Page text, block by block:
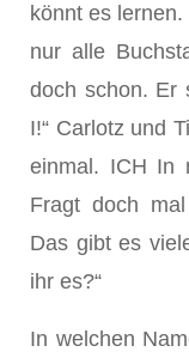
könnt es
nur alle
doch schon. Er
I!“ Carlotz und
einmal. ICH
Fragt doch
Das gibt es
ihr es?“
In welchen